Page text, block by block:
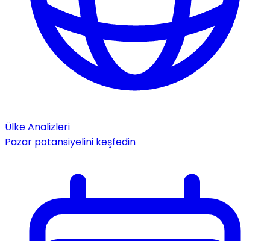
Ülke Analizleri
Pazar potansiyelini keşfedin